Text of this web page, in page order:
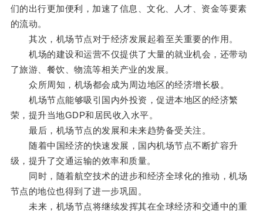
们的出行更加便利，加速了信息、文化、人才、资金等要素
的流动。
其次，机场节点对于经济发展起着至关重要的作用。
机场的建设和运营不仅提供了大量的就业机会，还带动
了旅游、餐饮、物流等相关产业的发展。
众所周知，机场都会成为周边地区的经济增长极。
机场节点能够吸引国内外投资，促进本地区的经济繁
荣，提升当地GDP和居民收入水平。
最后，机场节点的发展和未来趋势备受关注。
随着中国经济的快速发展，国内机场节点不断扩容升
级，提升了交通运输的效率和质量。
同时，随着航空技术的进步和经济全球化的推动，机场
节点的地位也得到了进一步巩固。
未来，机场节点将继续发挥其在全球经济和交通中的重